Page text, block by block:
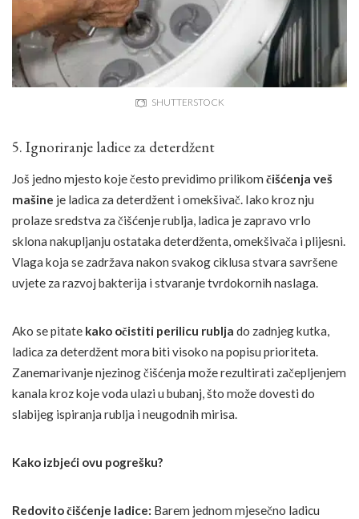
SHUTTERSTOCK
5. Ignoriranje ladice za deterdžent
Još jedno mjesto koje često previdimo prilikom čišćenja veš
mašine je ladica za deterdžent i omekšivač. Iako kroz nju
prolaze sredstva za čišćenje rublja, ladica je zapravo vrlo
sklona nakupljanju ostataka deterdženta, omekšivača i plijesni.
Vlaga koja se zadržava nakon svakog ciklusa stvara savršene
uvjete za razvoj bakterija i stvaranje tvrdokornih naslaga.
Ako se pitate kako očistiti perilicu rublja do zadnjeg kutka,
ladica za deterdžent mora biti visoko na popisu prioriteta.
Zanemarivanje njezinog čišćenja može rezultirati začepljenjem
kanala kroz koje voda ulazi u bubanj, što može dovesti do
slabijeg ispiranja rublja i neugodnih mirisa.
Kako izbjeći ovu pogrešku?
Redovito čišćenje ladice: Barem jednom mjesečno ladicu